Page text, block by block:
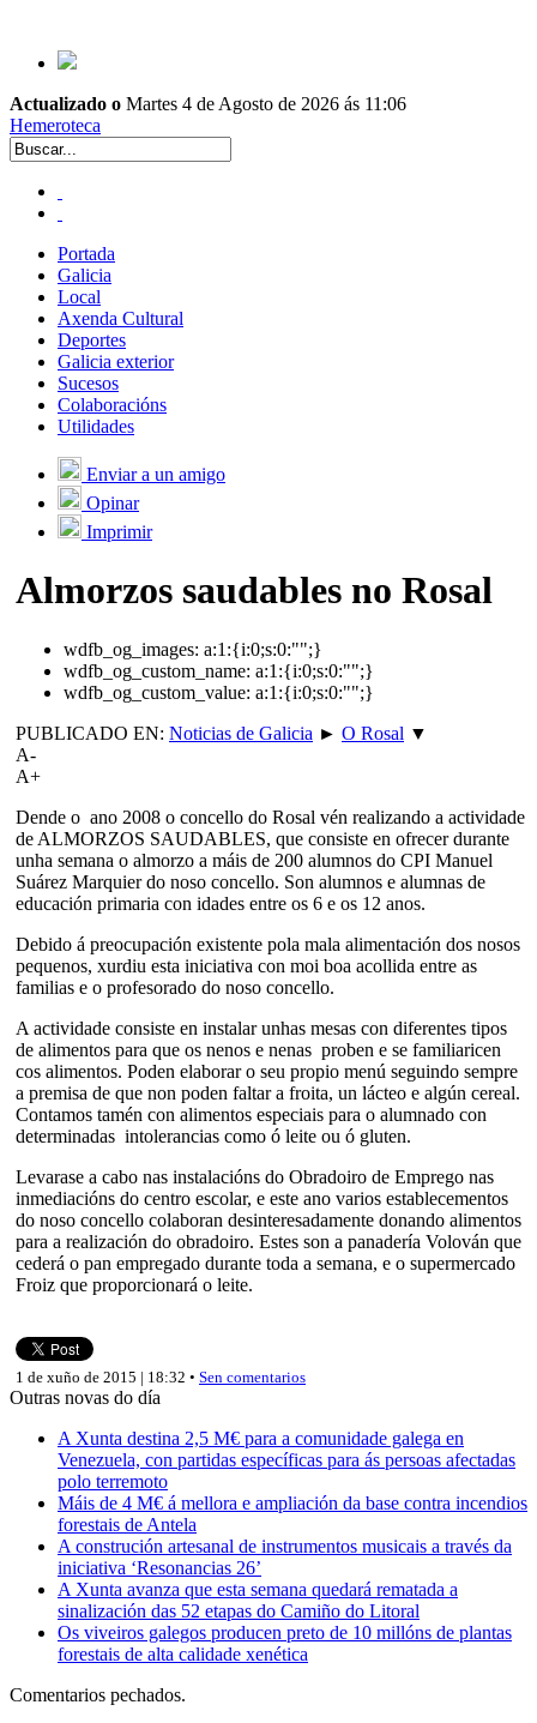
Actualizado o Martes 4 de Agosto de 2026 ás 11:06
Hemeroteca
Portada
Galicia
Local
Axenda Cultural
Deportes
Galicia exterior
Sucesos
Colaboracións
Utilidades
Enviar a un amigo
Opinar
Imprimir
Almorzos saudables no Rosal
wdfb_og_images: a:1:{i:0;s:0:"";}
wdfb_og_custom_name: a:1:{i:0;s:0:"";}
wdfb_og_custom_value: a:1:{i:0;s:0:"";}
PUBLICADO EN: Noticias de Galicia ► O Rosal ▼
A-
A+
Dende o ano 2008 o concello do Rosal vén realizando a actividade
de ALMORZOS SAUDABLES, que consiste en ofrecer durante
unha semana o almorzo a máis de 200 alumnos do CPI Manuel
Suárez Marquier do noso concello. Son alumnos e alumnas de
educación primaria con idades entre os 6 e os 12 anos.
Debido á preocupación existente pola mala alimentación dos nosos
pequenos, xurdiu esta iniciativa con moi boa acollida entre as
familias e o profesorado do noso concello.
A actividade consiste en instalar unhas mesas con diferentes tipos
de alimentos para que os nenos e nenas proben e se familiaricen
cos alimentos. Poden elaborar o seu propio menú seguindo sempre
a premisa de que non poden faltar a froita, un lácteo e algún cereal.
Contamos tamén con alimentos especiais para o alumnado con
determinadas intolerancias como ó leite ou ó gluten.
Levarase a cabo nas instalacións do Obradoiro de Emprego nas
inmediacións do centro escolar, e este ano varios establecementos
do noso concello colaboran desinteresadamente donando alimentos
para a realización do obradoiro. Estes son a panadería Volován que
cederá o pan empregado durante toda a semana, e o supermercado
Froiz que proporcionará o leite.
1 de xuño de 2015 | 18:32 • Sen comentarios
Outras novas do día
A Xunta destina 2,5 M€ para a comunidade galega en
Venezuela, con partidas específicas para ás persoas afectadas
polo terremoto
Máis de 4 M€ á mellora e ampliación da base contra incendios
forestais de Antela
A construción artesanal de instrumentos musicais a través da
iniciativa ‘Resonancias 26’
A Xunta avanza que esta semana quedará rematada a
sinalización das 52 etapas do Camiño do Litoral
Os viveiros galegos producen preto de 10 millóns de plantas
forestais de alta calidade xenética
Comentarios pechados.